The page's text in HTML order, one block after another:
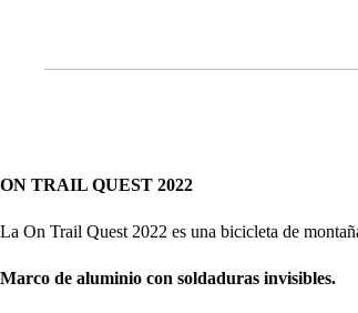
ON TRAIL QUEST 2022
La On Trail Quest 2022 es una bicicleta de
Marco de aluminio con soldaduras invisibles.